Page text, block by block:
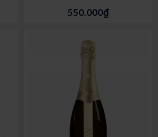
550.000₫